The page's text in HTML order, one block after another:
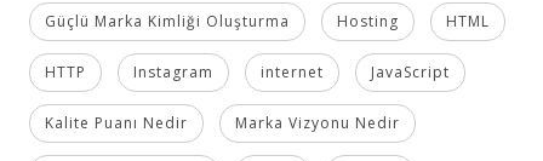
Güçlü Marka Kimliği Oluşturma Hosting HTML
HTTP Instagram internet JavaScript
Kalite Puanı Nedir Marka Vizyonu Nedir